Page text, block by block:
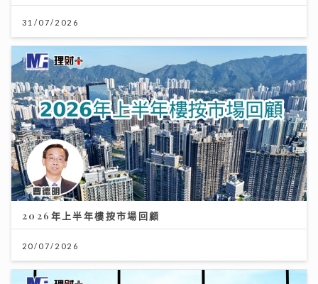
31/07/2026
2026年上半年樓按市場回顧
20/07/2026